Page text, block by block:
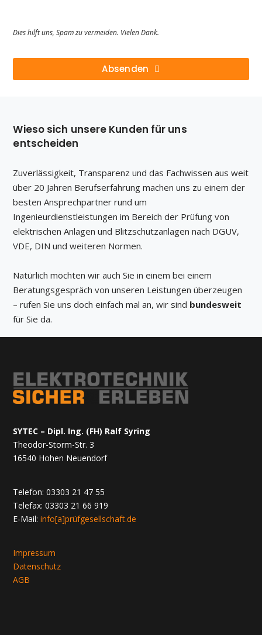
Dies hilft uns, Spam zu vermeiden. Vielen Dank.
Absenden
sollte
nicht
werden
Wieso sich unsere Kunden für uns
entscheiden
Zuverlässigkeit, Transparenz und das Fachwissen aus weit
über 20 Jahren Berufserfahrung machen uns zu einem der
besten Ansprechpartner rund um
Ingenieurdienstleistungen im Bereich der Prüfung von
elektrischen Anlagen und Blitzschutzanlagen nach DGUV,
VDE, DIN und weiteren Normen.
Natürlich möchten wir auch Sie in einem bei einem
Beratungsgespräch von unseren Leistungen überzeugen
– rufen Sie uns doch einfach mal an, wir sind bundesweit
für Sie da.
SYTEC – Dipl. Ing. (FH) Ralf Syring
Theodor-Storm-Str. 3
16540 Hohen Neuendorf
Telefon: 03303 21 47 55
Telefax: 03303 21 66 919
E-Mail:info[a]prüfgesellschaft.de
Impressum
Datenschutz
AGB